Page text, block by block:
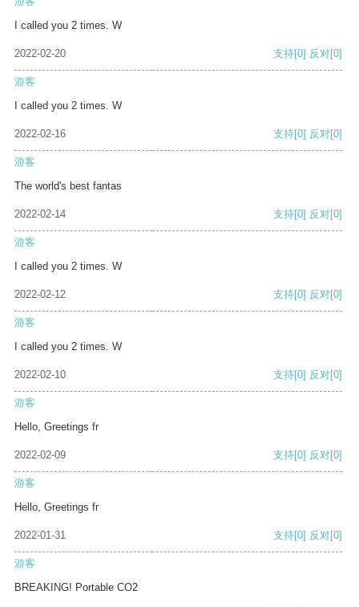
I called you 2 times. W
2022-02-20 支持[0] 反对[0]
游客
I called you 2 times. W
2022-02-16 支持[0] 反对[0]
游客
The world's best fantas
2022-02-14 支持[0] 反对[0]
游客
I called you 2 times. W
2022-02-12 支持[0] 反对[0]
游客
I called you 2 times. W
2022-02-10 支持[0] 反对[0]
游客
Hello, Greetings fr
2022-02-09 支持[0] 反对[0]
游客
Hello, Greetings fr
2022-01-31 支持[0] 反对[0]
游客
BREAKING! Portable CO2